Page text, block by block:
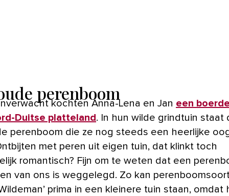
perenboom
kochten Anna-Lena en Jan een
Duitse platteland. In hun wilde grindtuin staat
perenboom die ze nog steeds een heerlijke
met peren uit eigen tuin, dat klinkt toch
romantisch? Fijn om te weten dat een
van ons is weggelegd. Zo kan
prima in een kleinere tuin staan, omdat